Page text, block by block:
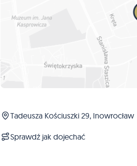
Tadeusza Kościuszki 29, Inowrocław
Sprawdź jak dojechać